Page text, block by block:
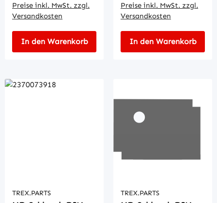
Preise inkl. MwSt. zzgl.
Versandkosten
In den Warenkorb
Preise inkl. MwSt. zzgl.
Versandkosten
In den Warenkorb
TREX.PARTS TREX.PARTS